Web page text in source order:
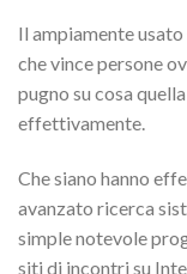
Il ampiamente
che vince persone
pugno su cosa
effettivamente.
Che siano hanno
avanzato ricerca
simple notevole
siti di incontri su